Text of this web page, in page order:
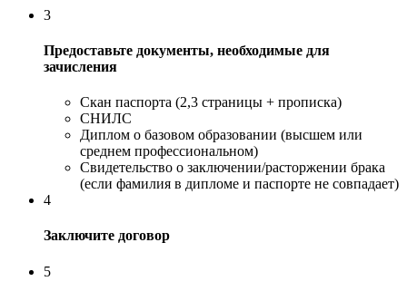
3
Предоставьте документы, необходимые для
зачисления
Скан паспорта (2,3 страницы + прописка)
СНИЛС
Диплом о базовом образовании (высшем или
среднем профессиональном)
Свидетельство о заключении/расторжении брака
(если фамилия в дипломе и паспорте не совпадает)
4
Заключите договор
5